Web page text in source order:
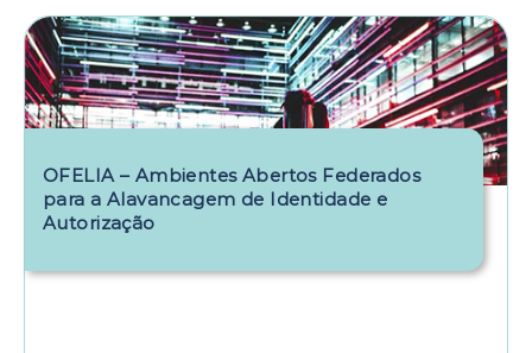
OFELIA – Ambientes Abertos Federados
para a Alavancagem de Identidade e
Autorização